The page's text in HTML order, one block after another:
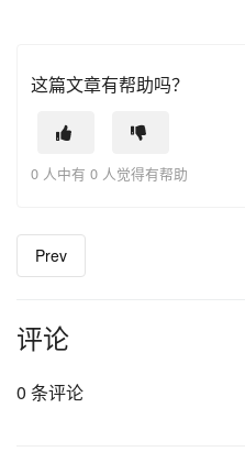
这篇文章有帮助吗？
0 人中有 0 人觉得有帮助
Prev
评论
0 条评论